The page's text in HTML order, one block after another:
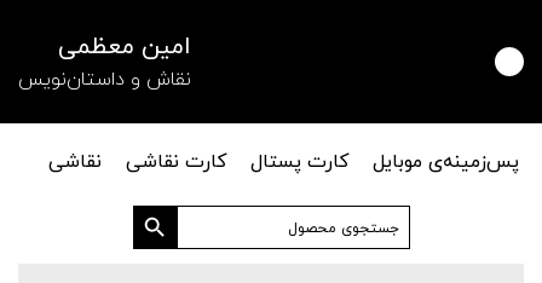
امین معظمی
نقاش و داستان‌نویس
پس‌زمینه‌ی موبایل کارت پستال کارت نقاشی
نقاشی
جستجو
برای:
دکمه جستجو